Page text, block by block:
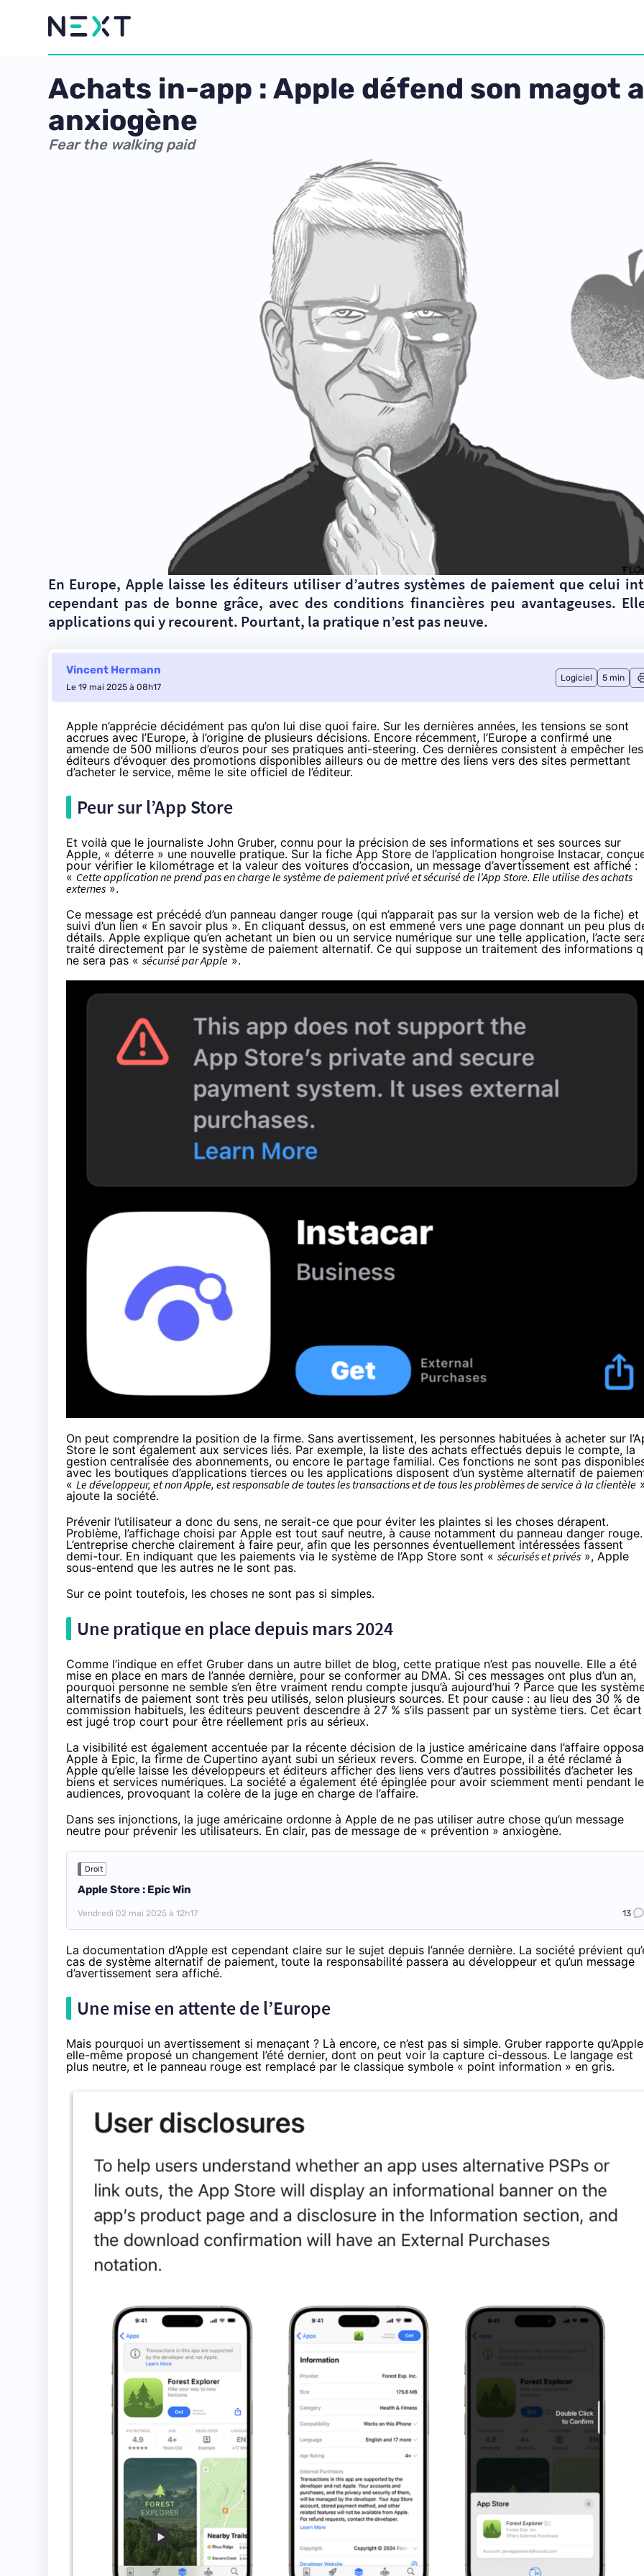
Achats in-app : Apple défend son magot
anxiogène
Fear the walking paid
En Europe, Apple laisse les éditeurs utiliser d’autres systèmes de paiement que celui
cependant pas de bonne grâce, avec des conditions financières peu avantageuses.
applications qui y recourent. Pourtant, la pratique n’est pas neuve.
Vincent Hermann
Le 19 mai 2025 à 08h17
Logiciel 5 min
Apple n’apprécie décidément pas qu’on lui dise quoi faire. Sur les dernières années, les tensions se sont
accrues avec l’Europe, à l’origine de plusieurs décisions. Encore récemment, l’Europe a confirmé une
amende de 500 millions d’euros pour ses pratiques anti-steering. Ces dernières consistent à empêcher les
éditeurs d’évoquer des promotions disponibles ailleurs ou de mettre des liens vers des sites permettant
d’acheter le service, même le site officiel de l’éditeur.
Peur sur l’App Store
Et voilà que le journaliste John Gruber, connu pour la précision de ses informations et ses sources sur
Apple, « déterre » une nouvelle pratique. Sur la fiche App Store de l’application hongroise Instacar,
pour vérifier le kilométrage et la valeur des voitures d’occasion, un message d’avertissement est affiché :
« Cette application ne prend pas en charge le système de paiement privé et sécurisé de l’App Store. Elle utilise des achats
externes ».
Ce message est précédé d’un panneau danger rouge (qui n’apparait pas sur la version web de la fiche) et
suivi d’un lien « En savoir plus ». En cliquant dessus, on est emmené vers une page donnant un peu plus
détails. Apple explique qu’en achetant un bien ou un service numérique sur une telle application, l’acte
traité directement par le système de paiement alternatif. Ce qui suppose un traitement des informations
ne sera pas « sécurisé par Apple ».
On peut comprendre la position de la firme. Sans avertissement, les personnes habituées à acheter sur
Store le sont également aux services liés. Par exemple, la liste des achats effectués depuis le compte, la
gestion centralisée des abonnements, ou encore le partage familial. Ces fonctions ne sont pas
avec les boutiques d’applications tierces ou les applications disposent d’un système alternatif de
« Le développeur, et non Apple, est responsable de toutes les transactions et de tous les problèmes de service à la clientèle
ajoute la société.
Prévenir l’utilisateur a donc du sens, ne serait-ce que pour éviter les plaintes si les choses dérapent.
Problème, l’affichage choisi par Apple est tout sauf neutre, à cause notamment du panneau danger rouge.
L’entreprise cherche clairement à faire peur, afin que les personnes éventuellement intéressées fassent
demi-tour. En indiquant que les paiements via le système de l’App Store sont « sécurisés et privés », Apple
sous-entend que les autres ne le sont pas.
Sur ce point toutefois, les choses ne sont pas si simples.
Une pratique en place depuis mars 2024
Comme l’indique en effet Gruber dans un autre billet de blog, cette pratique n’est pas nouvelle. Elle a été
mise en place en mars de l’année dernière, pour se conformer au DMA. Si ces messages ont plus d’un an,
pourquoi personne ne semble s’en être vraiment rendu compte jusqu’à aujourd’hui ? Parce que les
alternatifs de paiement sont très peu utilisés, selon plusieurs sources. Et pour cause : au lieu des 30 % de
commission habituels, les éditeurs peuvent descendre à 27 % s’ils passent par un système tiers. Cet écart
est jugé trop court pour être réellement pris au sérieux.
La visibilité est également accentuée par la récente décision de la justice américaine dans l’affaire
Apple à Epic, la firme de Cupertino ayant subi un sérieux revers. Comme en Europe, il a été réclamé à
Apple qu’elle laisse les développeurs et éditeurs afficher des liens vers d’autres possibilités d’acheter les
biens et services numériques. La société a également été épinglée pour avoir sciemment menti pendant
audiences, provoquant la colère de la juge en charge de l’affaire.
Dans ses injonctions, la juge américaine ordonne à Apple de ne pas utiliser autre chose qu’un message
neutre pour prévenir les utilisateurs. En clair, pas de message de « prévention » anxiogène.
Droit
Apple Store : Epic Win
Vendredi 02 mai 2025 à 12h17 13
La documentation d’Apple est cependant claire sur le sujet depuis l’année dernière. La société prévient
cas de système alternatif de paiement, toute la responsabilité passera au développeur et qu’un message
d’avertissement sera affiché.
Une mise en attente de l’Europe
Mais pourquoi un avertissement si menaçant ? Là encore, ce n’est pas si simple. Gruber rapporte
elle-même proposé un changement l’été dernier, dont on peut voir la capture ci-dessous. Le langage est
plus neutre, et le panneau rouge est remplacé par le classique symbole « point information » en gris.